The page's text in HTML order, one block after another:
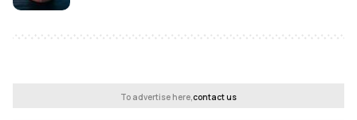
To advertise here,contact us